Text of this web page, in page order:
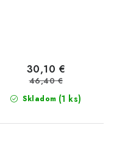
Skladom (1 ks)
30,10 €
46,40 €